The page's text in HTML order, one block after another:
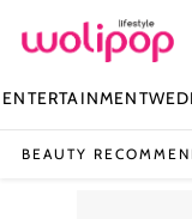
ENTERTAINMENT
BEAUTY